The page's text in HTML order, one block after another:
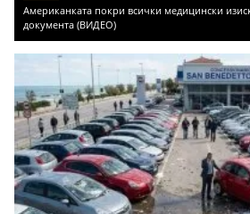
Американката покри всички медицински
документа (ВИДЕО)